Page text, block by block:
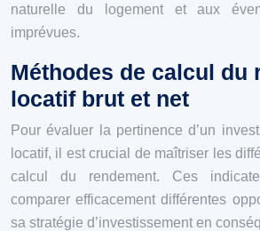
naturelle du logement et aux
imprévues.
Méthodes de calcul du
locatif brut et net
Pour évaluer la pertinence d’un
locatif, il est crucial de maîtriser les
calcul du rendement. Ces
comparer efficacement différentes
sa stratégie d’investissement en